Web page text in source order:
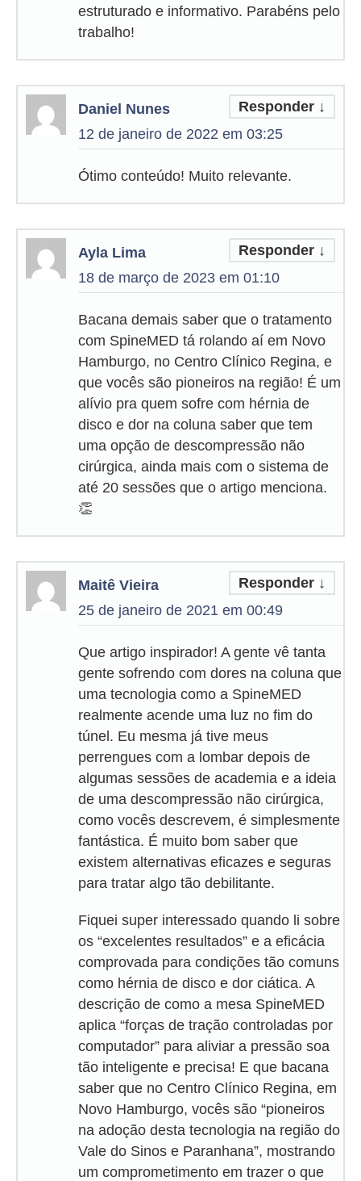
estruturado e informativo. Parabéns pelo
trabalho!
Daniel Nunes
12 de janeiro de 2022 em 03:25
Responder ↓
Ótimo conteúdo! Muito relevante.
Ayla Lima
18 de março de 2023 em 01:10
Responder ↓
Bacana demais saber que o tratamento
com SpineMED tá rolando aí em Novo
Hamburgo, no Centro Clínico Regina, e
que vocês são pioneiros na região! É um
alívio pra quem sofre com hérnia de
disco e dor na coluna saber que tem
uma opção de descompressão não
cirúrgica, ainda mais com o sistema de
até 20 sessões que o artigo menciona.
👏
Maitê Vieira
25 de janeiro de 2021 em 00:49
Responder ↓
Que artigo inspirador! A gente vê tanta
gente sofrendo com dores na coluna que
uma tecnologia como a SpineMED
realmente acende uma luz no fim do
túnel. Eu mesma já tive meus
perrengues com a lombar depois de
algumas sessões de academia e a ideia
de uma descompressão não cirúrgica,
como vocês descrevem, é simplesmente
fantástica. É muito bom saber que
existem alternativas eficazes e seguras
para tratar algo tão debilitante.
Fiquei super interessado quando li sobre
os “excelentes resultados” e a eficácia
comprovada para condições tão comuns
como hérnia de disco e dor ciática. A
descrição de como a mesa SpineMED
aplica “forças de tração controladas por
computador” para aliviar a pressão soa
tão inteligente e precisa! E que bacana
saber que no Centro Clínico Regina, em
Novo Hamburgo, vocês são “pioneiros
na adoção desta tecnologia na região do
Vale do Sinos e Paranhana”, mostrando
um comprometimento em trazer o que